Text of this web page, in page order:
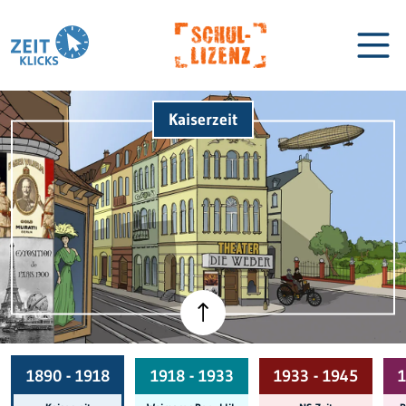
Biographien Lexikon
Kaiserzeit
1890 - 1918 1918 - 1933 1933 - 1945